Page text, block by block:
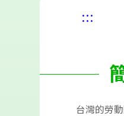
:::
台灣的勞